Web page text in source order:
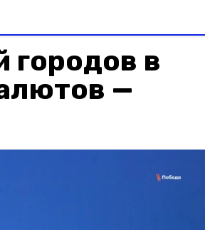
городов в
—